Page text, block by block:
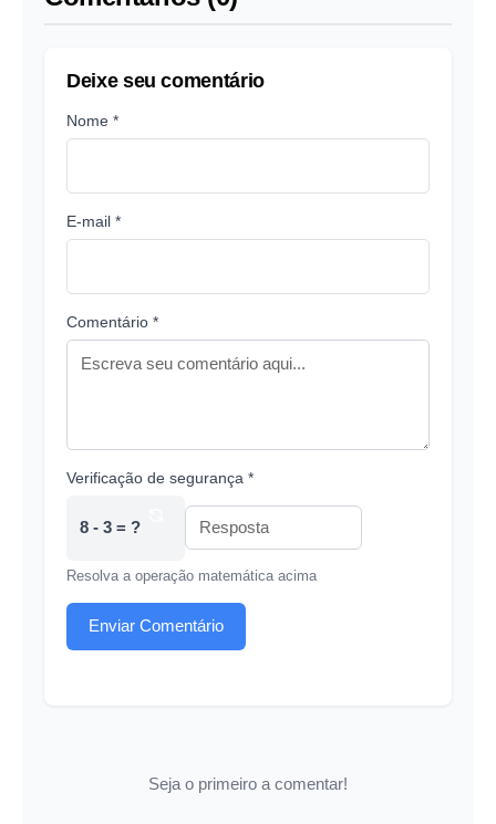
Deixe seu comentário
Nome *
E-mail *
Comentário *
Verificação de segurança *
8 - 3 = ?
Resolva a operação matemática acima
Enviar Comentário
Seja o primeiro a comentar!